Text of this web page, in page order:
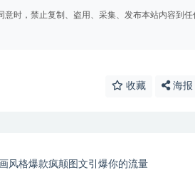
时，禁止复制、盗用、采集、发布本站内容到任
收藏 海报
风格爆款疯颠图文引爆你的流量